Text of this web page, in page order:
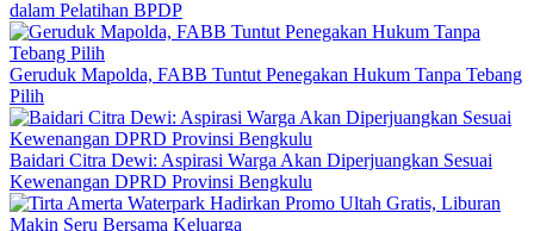
dalam Pelatihan BPDP
Geruduk Mapolda, FABB Tuntut Penegakan Hukum Tanpa Tebang
Pilih
Baidari Citra Dewi: Aspirasi Warga Akan Diperjuangkan Sesuai
Kewenangan DPRD Provinsi Bengkulu